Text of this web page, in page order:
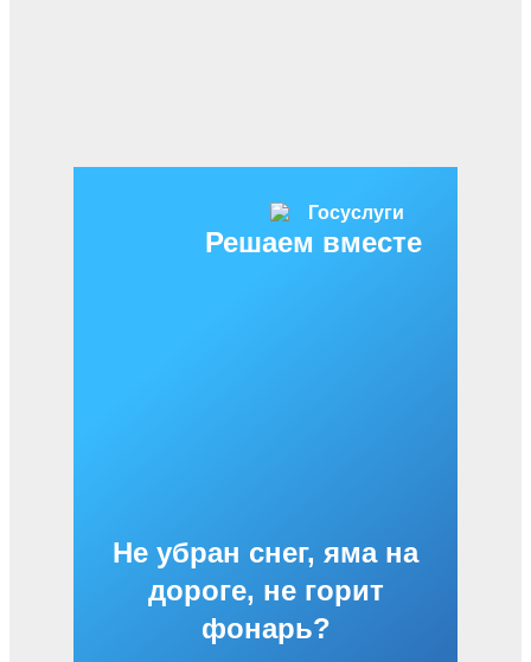
Решаем вместе
Не убран снег, яма на
дороге, не горит
фонарь?